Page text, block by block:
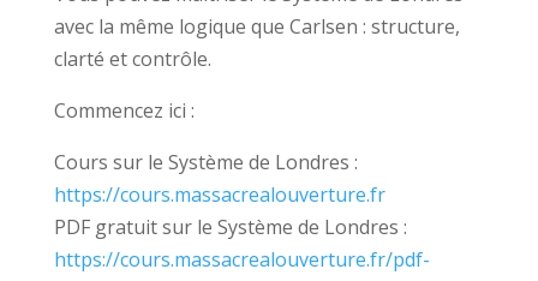
avec la même logique que Carlsen : structure,
clarté et contrôle.
Commencez ici :
Cours sur le Système de Londres :
https://cours.massacrealouverture.fr
PDF gratuit sur le Système de Londres :
https://cours.massacrealouverture.fr/pdf-